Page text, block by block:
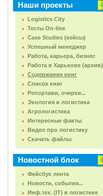
Наши проекты
Logistics City
Тесты On-line
Case Studies (кейсы)
Успешный менеджер
Работа, карьера, бизнес
Работа в Харькове (архив)
Содержание книг
Список книг
Репортажи, очерки...
Экология и логистика
Агрологистика
Интересные факты
Видео про логистику
Скачать файлы
Новостной блок
Фейсбук лента
Новости, события...
Инф.тех. (IT) в логистике